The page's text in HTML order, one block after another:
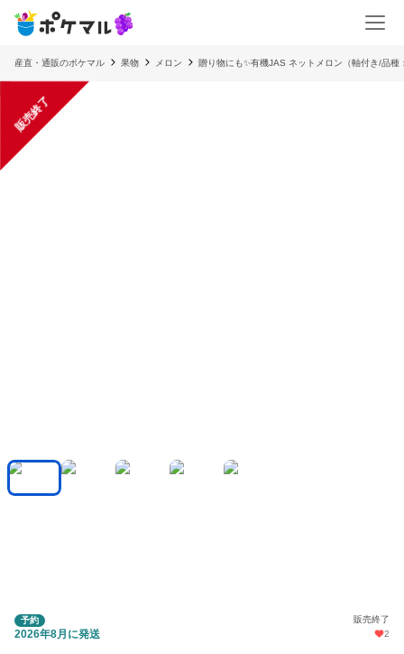
産直・通販のポケマル 果物 メロン 贈り物にも✨有機JAS ネットメロン（軸付き/品種
販売終了
予約 販売終了
2026年8月に発送 2